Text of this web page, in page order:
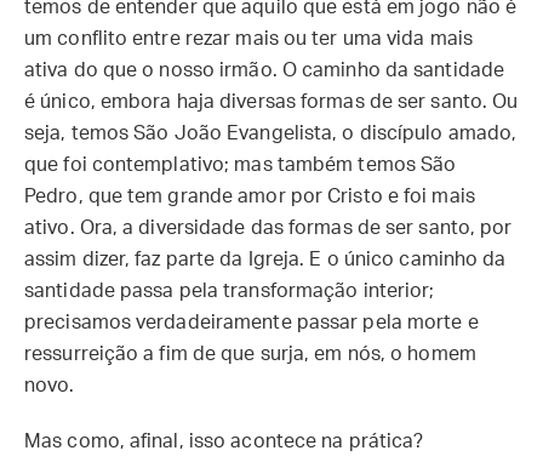
temos de entender que aquilo que está em jogo não é
um conflito entre rezar mais ou ter uma vida mais
ativa do que o nosso irmão. O caminho da santidade
é único, embora haja diversas formas de ser santo. Ou
seja, temos São João Evangelista, o discípulo amado,
que foi contemplativo; mas também temos São
Pedro, que tem grande amor por Cristo e foi mais
ativo. Ora, a diversidade das formas de ser santo, por
assim dizer, faz parte da Igreja. E o único caminho da
santidade passa pela transformação interior;
precisamos verdadeiramente passar pela morte e
ressurreição a fim de que surja, em nós, o homem
novo.
Mas como, afinal, isso acontece na prática?